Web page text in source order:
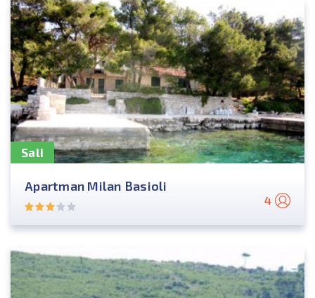
Sali
Apartman Milan Basioli
4